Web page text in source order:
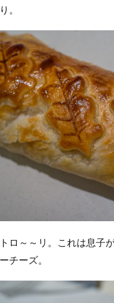
。
ロ～～リ。これは息子
チーズ。